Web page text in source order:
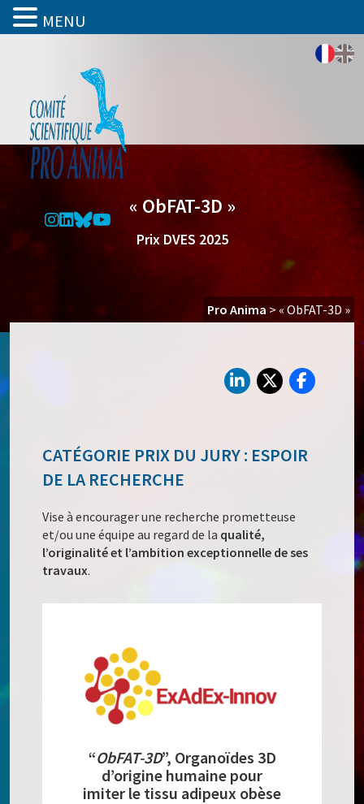
« ObFAT-3D »
Prix DVES 2025
Pro Anima > « ObFAT-3D »
CATÉGORIE PRIX DU JURY : ESPOIR
DE LA RECHERCHE
Vise à encourager une recherche prometteuse
et/ou une équipe au regard de la qualité,
l’originalité et l’ambition exceptionnelle de ses
travaux.
“ObFAT-3D”, Organoïdes 3D
d’origine humaine pour
imiter le tissu adipeux obèse
MENU